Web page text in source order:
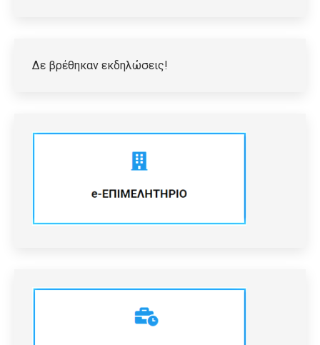
Δε βρέθηκαν εκδηλώσεις!